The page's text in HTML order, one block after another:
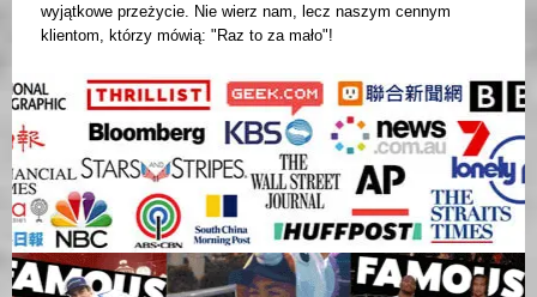
wyjątkowe przeżycie. Nie wierz nam, lecz naszym cennym
klientom, którzy mówią: "Raz to za mało"!